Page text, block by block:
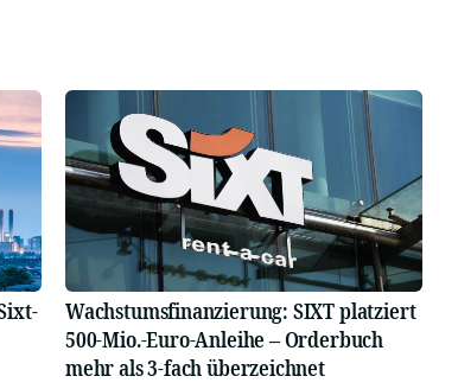
Wachstumsfinanzierung: SIXT platziert
500-Mio.-Euro-Anleihe – Orderbuch
mehr als 3-fach überzeichnet